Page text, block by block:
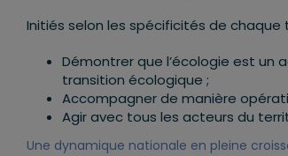
Initiés selon les spécificités de chaque
Démontrer que l’écologie est un
transition écologique ;
Accompagner de manière
Agir avec tous les acteurs du
Une dynamique nationale en pleine